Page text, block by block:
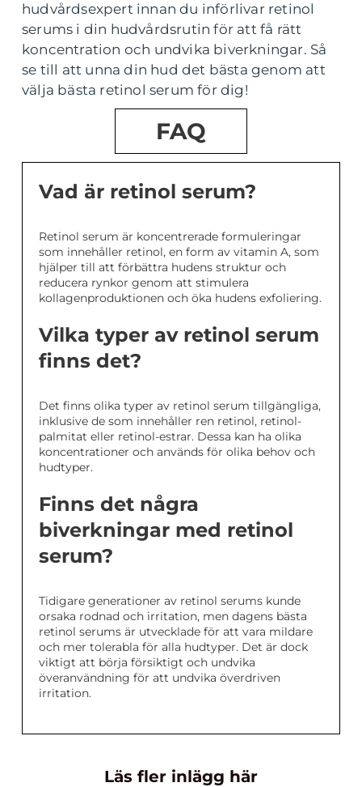
hudvårdsexpert innan du införlivar retinol
serums i din hudvårdsrutin för att få rätt
koncentration och undvika biverkningar. Så
se till att unna din hud det bästa genom att
välja bästa retinol serum för dig!
FAQ
Vad är retinol serum?
Retinol serum är koncentrerade formuleringar
som innehåller retinol, en form av vitamin A, som
hjälper till att förbättra hudens struktur och
reducera rynkor genom att stimulera
kollagenproduktionen och öka hudens exfoliering.
Vilka typer av retinol serum
finns det?
Det finns olika typer av retinol serum tillgängliga,
inklusive de som innehåller ren retinol, retinol-
palmitat eller retinol-estrar. Dessa kan ha olika
koncentrationer och används för olika behov och
hudtyper.
Finns det några
biverkningar med retinol
serum?
Tidigare generationer av retinol serums kunde
orsaka rodnad och irritation, men dagens bästa
retinol serums är utvecklade för att vara mildare
och mer tolerabla för alla hudtyper. Det är dock
viktigt att börja försiktigt och undvika
överanvändning för att undvika överdriven
irritation.
Läs fler inlägg här